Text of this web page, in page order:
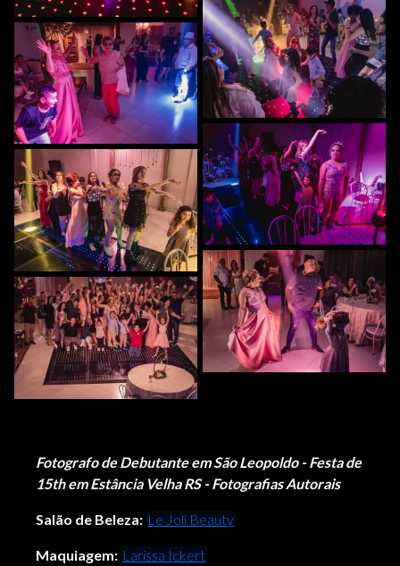
Fotografo de Debutante em São Leopoldo - Festa de
15th em Estância Velha RS - Fotografias Autorais
Salão de Beleza: Le Joli Beauty
Maquiagem: Larissa Ickert